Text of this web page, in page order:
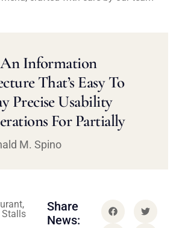
Information
That’s Easy To
Precise Usability
For Partially
M. Spino
Stalls
Share
News: